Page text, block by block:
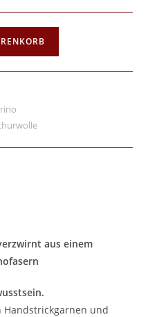
aus einem
Handstrickgarnen und